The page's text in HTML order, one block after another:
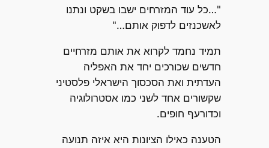
"…כל עוד המזרחים ישבו בשקט ונתנו
לאשכנזים לדפוק אותם…"
תמיד נחמד לקרוא את אותם מזרחיים
חדשים שכורכים יחד את האפליה
העדתית ואת הסכסוך הישראלי פלסטיני
שקשורים אחד לשני כמו אסטרולוגיה
וכדורעף חופים.
הטענה כאילו הציונות היא איזה תנועה